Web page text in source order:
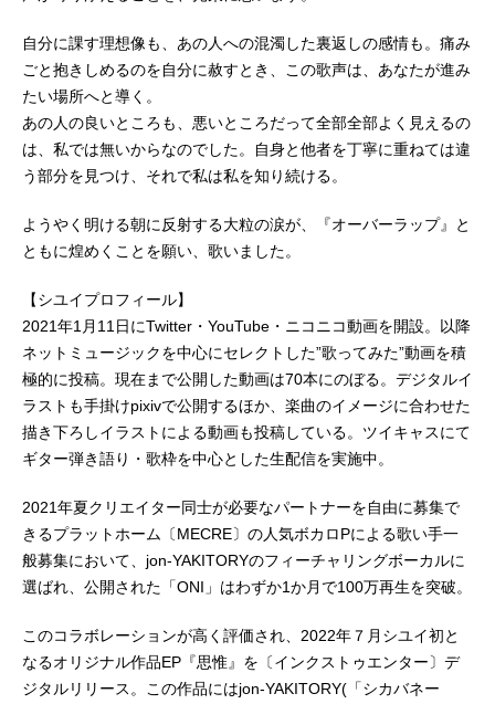
自分に課す理想像も、あの人への混濁した裏返しの感情も。痛み
ごと抱きしめるのを自分に赦すとき、この歌声は、あなたが進み
たい場所へと導く。
あの人の良いところも、悪いところだって全部全部よく見えるの
は、私では無いからなのでした。自身と他者を丁寧に重ねては違
う部分を見つけ、それで私は私を知り続ける。
ようやく明ける朝に反射する大粒の涙が、『オーバーラップ』と
ともに煌めくことを願い、歌いました。
【シユイプロフィール】
2021年1月11日にTwitter・YouTube・ニコニコ動画を開設。以降
ネットミュージックを中心にセレクトした”歌ってみた”動画を積
極的に投稿。現在まで公開した動画は70本にのぼる。デジタルイ
ラストも手掛けpixivで公開するほか、楽曲のイメージに合わせた
描き下ろしイラストによる動画も投稿している。ツイキャスにて
ギター弾き語り・歌枠を中心とした生配信を実施中。
2021年夏クリエイター同士が必要なパートナーを自由に募集で
きるプラットホーム〔MECRE〕の人気ボカロPによる歌い手一
般募集において、jon-YAKITORYのフィーチャリングボーカルに
選ばれ、公開された「ONI」はわずか1か月で100万再生を突破。
このコラボレーションが高く評価され、2022年７月シユイ初と
なるオリジナル作品EP『思惟』を〔インクストゥエンター〕デ
ジタルリリース。この作品にはjon-YAKITORY(「シカバネー